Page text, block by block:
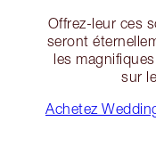
Offrez-leur ces
seront
les
sur
Achetez